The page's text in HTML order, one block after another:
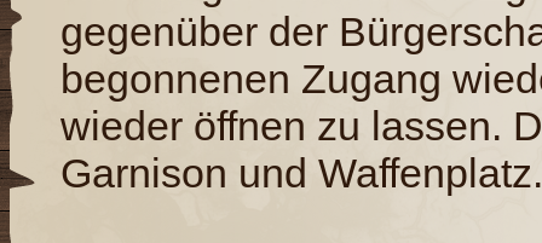
gegenüber der
begonnenen Zugang
wieder öffnen zu lassen.
Garnison und Waffenplatz.